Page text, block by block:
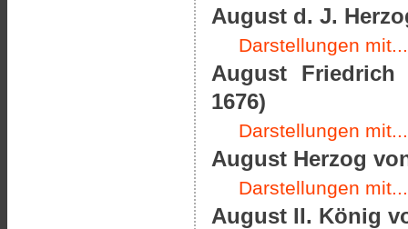
August d. J.
Darstellungen mit...
August Friedrich
1676)
Darstellungen mit...
August Herzog
Darstellungen mit...
August II. König